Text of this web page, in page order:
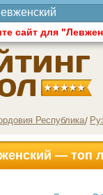
сайт для
Республика
— топ